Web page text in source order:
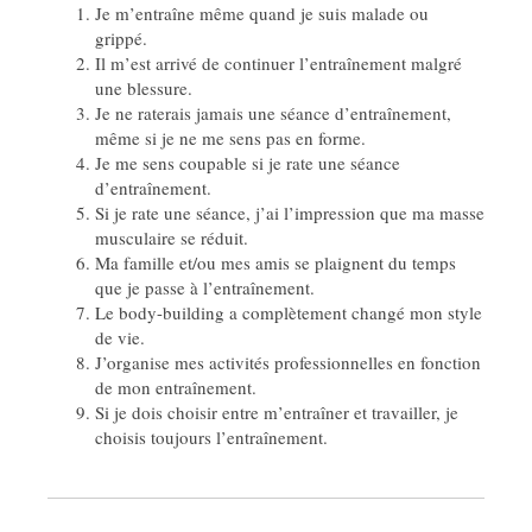
Je m’entraîne même quand je suis malade ou
grippé.
Il m’est arrivé de continuer l’entraînement malgré
une blessure.
Je ne raterais jamais une séance d’entraînement,
même si je ne me sens pas en forme.
Je me sens coupable si je rate une séance
d’entraînement.
Si je rate une séance, j’ai l’impression que ma masse
musculaire se réduit.
Ma famille et/ou mes amis se plaignent du temps
que je passe à l’entraînement.
Le body-building a complètement changé mon style
de vie.
J’organise mes activités professionnelles en fonction
de mon entraînement.
Si je dois choisir entre m’entraîner et travailler, je
choisis toujours l’entraînement.